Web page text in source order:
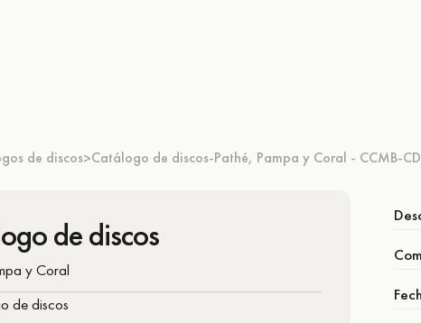
de discos>Catálogo de discos-Pathé, Pampa y Coral - CCMB-
de discos
y Coral